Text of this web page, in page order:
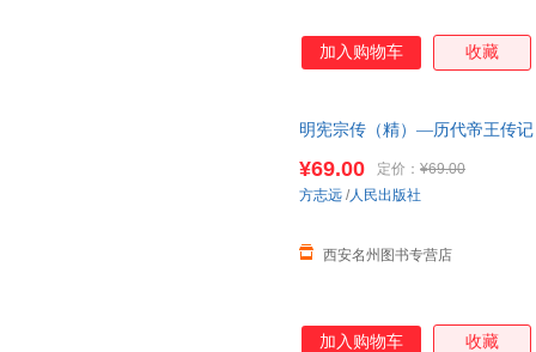
加入购物车 收藏
明宪宗传（精）—历代帝王传
版图书 请放心下单，本店所有
¥69.00 定价： ¥69.00
西安名州图书专营店
方志远 /人民出版社
加入购物车 收藏